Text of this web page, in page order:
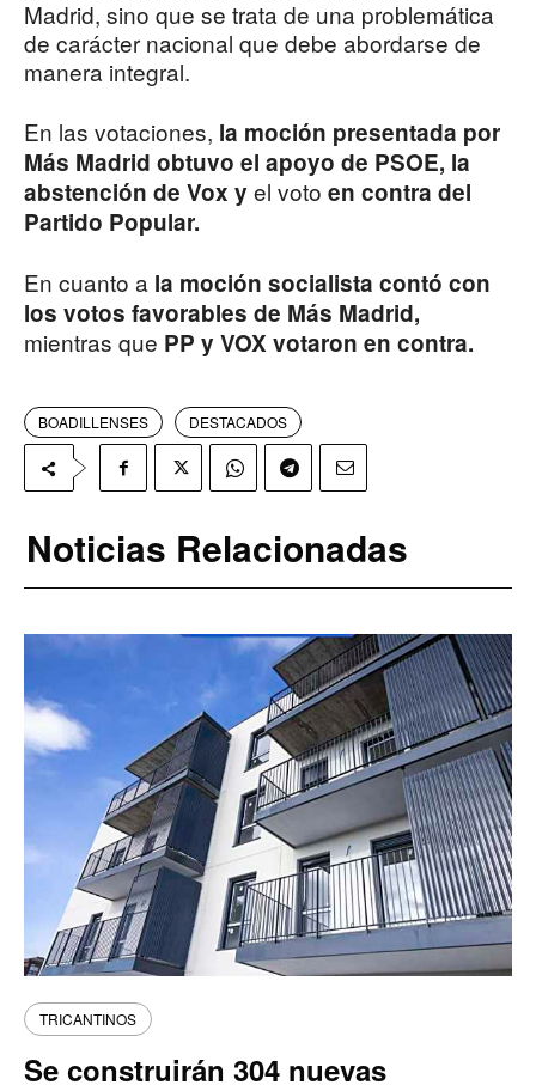
Madrid, sino que se trata de una problemática
de carácter nacional que debe abordarse de
manera integral.
En las votaciones, la moción presentada por
Más Madrid obtuvo el apoyo de PSOE, la
abstención de Vox y el voto en contra del
Partido Popular.
En cuanto a la moción socialista contó con
los votos favorables de Más Madrid,
mientras que PP y VOX votaron en contra.
BOADILLENSES DESTACADOS
Noticias Relacionadas
TRICANTINOS
Se construirán 304 nuevas